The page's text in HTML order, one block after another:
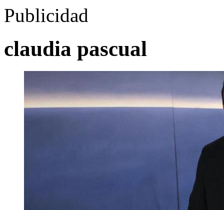
Publicidad
claudia pascual